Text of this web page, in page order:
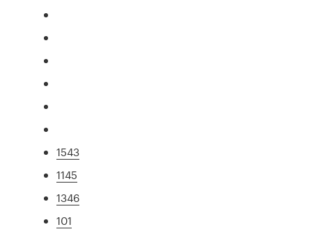
1543
1145
1346
101